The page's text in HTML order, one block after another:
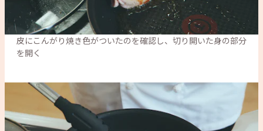
皮にこんがり焼き色がついたのを確認し、切り開いた身の部分
を開く